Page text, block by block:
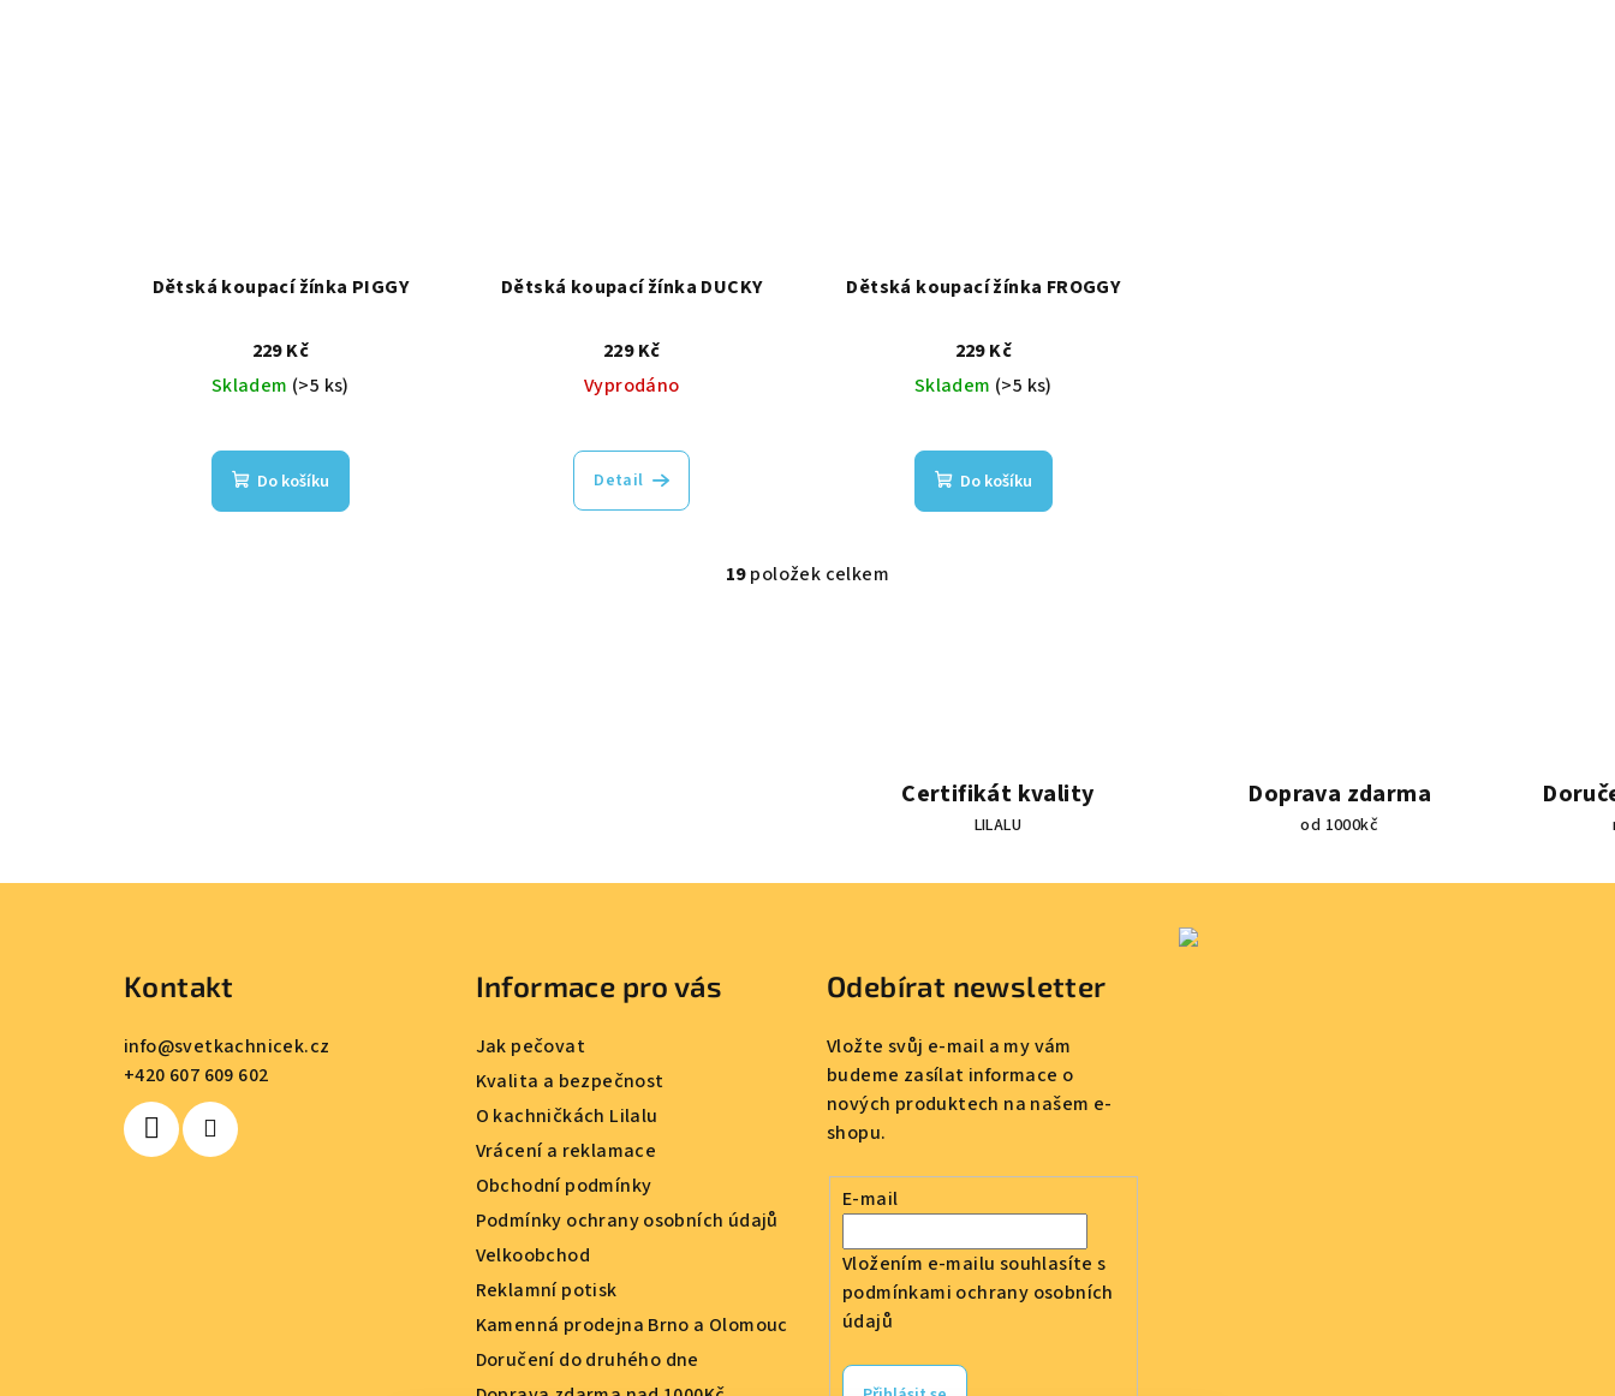
Dětská koupací žínka PIGGY
229 Kč
Skladem (>5 ks)
Do košíku
Dětská koupací žínka DUCKY
229 Kč
Vyprodáno
Detail
Dětská koupací žínka FROGGY
229 Kč
Skladem (>5 ks)
Do košíku
O
r
19položek celkem
Certifikát kvality
LILALU
Doprava zdarma
od 1000kč
Kontakt
info@svetkachnicek.cz
+420 607 609 602
Informace pro vás
Jak pečovat
Kvalita a bezpečnost
O kachničkách Lilalu
Vrácení a reklamace
Obchodní podmínky
Podmínky ochrany osobních údajů
Velkoobchod
Reklamní potisk
Kamenná prodejna Brno a Olomouc
Doručení do druhého dne
Odebírat newsletter
Vložte svůj e-mail a my vám
budeme zasílat informace o
nových produktech na našem e-
shopu.
E-mail
Vložením e-mailu souhlasíte s
podmínkami ochrany osobních
údajů